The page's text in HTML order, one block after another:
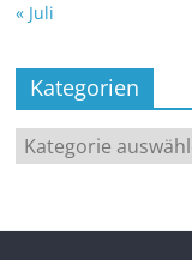
« Juli
Kategorien
Kategorien